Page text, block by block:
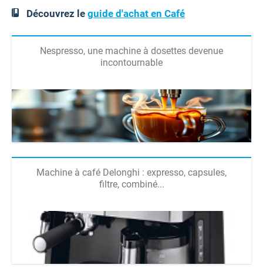
Découvrez leguide d'achat en Café
Nespresso, une machine à dosettes devenue
incontournable
Machine à café Delonghi : expresso, capsules,
filtre, combiné...